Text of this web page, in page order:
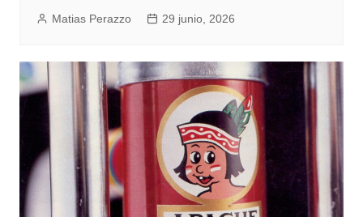
Matias Perazzo 29 junio, 2026